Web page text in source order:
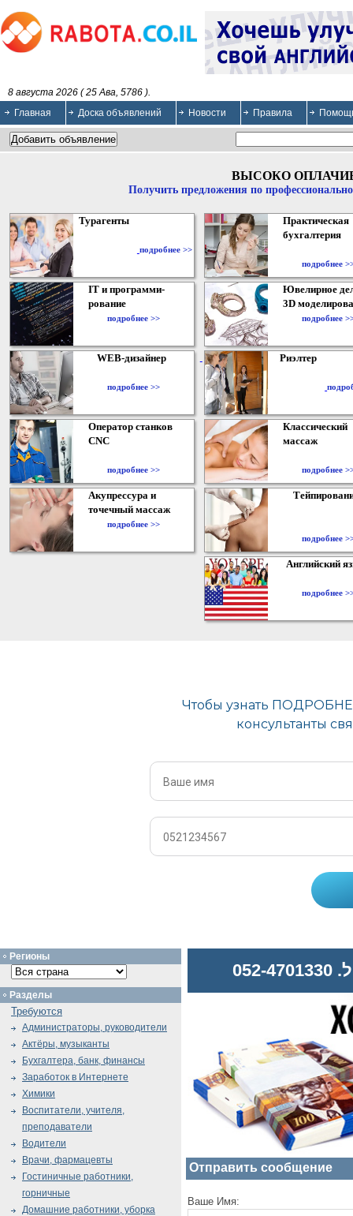
8 августа 2026 ( 25 Ава, 5786 ).
Главная
Доска объявлений Новости Правила
ВЫСОКО
Получить предложения по
Турагенты
подробнее >>
Практическая
бухгалтерия
подробнее
IT и программи-
рование
подробнее >>
Ювелирное
3D
подробнее
WEB-дизайнер
подробнее >>
Риэлтер
Оператор станков
CNC
подробнее >>
Классический
массаж
подробнее
Акупрессура и
точечный массаж
подробнее >>
подробнее
Английский
подробнее
Отправить сообщение
Ваше Имя:
Регионы
Разделы
Требуются
Администраторы, руководители
Актёры, музыканты
Бухгалтера, банк, финансы
Заработок в Интернете
Химики
Воспитатели, учителя,
преподаватели
Водители
Врачи, фармацевты
Гостиничные работники,
горничные
Домашние работники, уборка